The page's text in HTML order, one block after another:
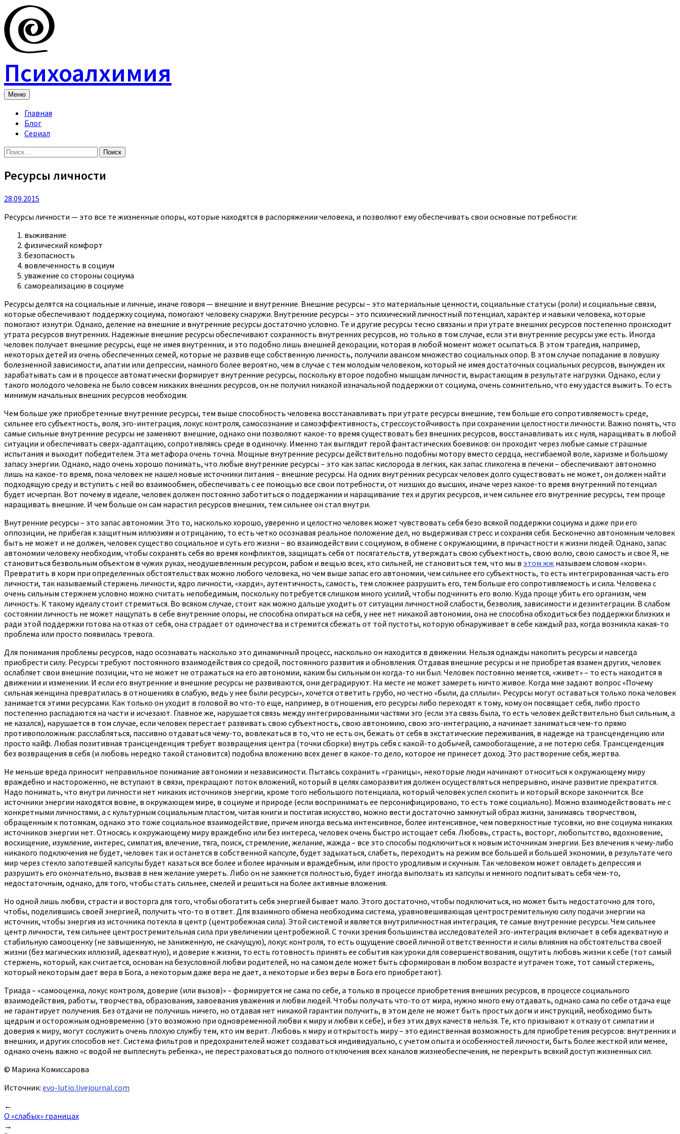
Skip
to
content
Психоалхимия
Меню
Главная
Блог
Сериал
Найти:
Ресурсы личности
28.09.2015
Ресурсы личности — это все те жизненные опоры, которые находятся в распоряжении человека, и позволяют ему обеспечивать свои основные потребности:
выживание
физический комфорт
безопасность
вовлеченность в социум
уважение со стороны социума
самореализацию в социуме
Ресурсы делятся на социальные и личные, иначе говоря — внешние и внутренние. Внешние ресурсы – это материальные ценности, социальные статусы (роли) и социальные связи,
которые обеспечивают поддержку социума, помогают человеку снаружи. Внутренние ресурсы – это психический личностный потенциал, характер и навыки человека, которые
помогают изнутри. Однако, деление на внешние и внутренние ресурсы достаточно условно. Те и другие ресурсы тесно связаны и при утрате внешних ресурсов постепенно происходит
утрата ресурсов внутренних. Надежные внешние ресурсы обеспечивают сохранность внутренних ресурсов, но только в том случае, если эти внутренние ресурсы уже есть. Иногда
человек получает внешние ресурсы, еще не имея внутренних, и это подобно лишь внешней декорации, которая в любой момент может осыпаться. В этом трагедия, например,
некоторых детей из очень обеспеченных семей, которые не развив еще собственную личность, получили авансом множество социальных опор. В этом случае попадание в ловушку
болезненной зависимости, апатии или депрессии, намного более вероятно, чем в случае с тем молодым человеком, который не имея достаточных социальных ресурсов, вынужден их
зарабатывать сам и в процессе автоматически формирует внутренние ресурсы, поскольку второе подобно мышцам личности, вырастающим в результате нагрузки. Однако, если у
такого молодого человека не было совсем никаких внешних ресурсов, он не получил никакой изначальной поддержки от социума, очень сомнительно, что ему удастся выжить. То есть
минимум начальных внешних ресурсов необходим.
Чем больше уже приобретенные внутренние ресурсы, тем выше способность человека восстанавливать при утрате ресурсы внешние, тем больше его сопротивляемость среде,
сильнее его субъектность, воля, эго-интеграция, локус контроля, самосознание и самоэффективность, стрессоустойчивость при сохранении целостности личности. Важно понять, что
самые сильные внутренние ресурсы не заменяют внешние, однако они позволяют какое-то время существовать без внешних ресурсов, восстанавливать их с нуля, наращивать в любой
ситуации и обеспечивать сверх-адаптацию, сопротивляясь среде в одиночку. Именно так выглядит герой фантастических боевиков: он проходит через любые самые страшные
испытания и выходит победителем. Эта метафора очень точна. Мощные внутренние ресурсы действительно подобны мотору вместо сердца, несгибаемой воле, харизме и большому
запасу энергии. Однако, надо очень хорошо понимать, что любые внутренние ресурсы – это как запас кислорода в легких, как запас гликогена в печени – обеспечивают автономно
лишь на какое-то время, пока человек не нашел новые источники питания – внешние ресурсы. На одних внутренних ресурсах человек долго существовать не может, он должен найти
подходящую среду и вступить с ней во взаимообмен, обеспечивать с ее помощью все свои потребности, от низших до высших, иначе через какое-то время внутренний потенциал
будет исчерпан. Вот почему в идеале, человек должен постоянно заботиться о поддержании и наращивание тех и других ресурсов, и чем сильнее его внутренние ресурсы, тем проще
наращивать внешние. И чем больше он сам нарастил ресурсов внешних, тем сильнее он стал внутри.
Внутренние ресурсы – это запас автономии. Это то, насколько хорошо, уверенно и целостно человек может чувствовать себя безо всякой поддержки социума и даже при его
оппозиции, не прибегая к защитным иллюзиям и отрицанию, то есть четко осознавая реальное положение дел, но выдерживая стресс и сохраняя себя. Бесконечно автономным человек
быть не может и не должен, человек существо социальное и суть его жизни – во взаимодействии с социумом, в обмене с окружающими, в причастности к жизни людей. Однако, запас
автономии человеку необходим, чтобы сохранять себя во время конфликтов, защищать себя от посягательств, утверждать свою субъектность, свою волю, свою самость и свое Я, не
становиться безвольным объектом в чужих руках, неодушевленным ресурсом, рабом и вещью всех, кто сильней, не становиться тем, что мы в этом жж называем словом «корм».
Превратить в корм при определенных обстоятельствах можно любого человека, но чем выше запас его автономии, чем сильнее его субъектность, то есть интегрированная часть его
личности, так называемый стержень личности, ядро личности, «харди», аутентичность, самость, тем сложнее разрушить его, тем больше его сопротивляемость и сила. Человека с
очень сильным стержнем условно можно считать непобедимым, поскольку потребуется слишком много усилий, чтобы подчинить его волю. Куда проще убить его организм, чем
личность. К такому идеалу стоит стремиться. Во всяком случае, стоит как можно дальше уходить от ситуации личностной слабости, безволия, зависимости и дезинтеграции. В слабом
состоянии личность не может нащупать в себе внутренние опоры, не способна опираться на себя, у нее нет никакой автономии, она не способна обходиться без поддержки близких и
ради этой поддержки готова на отказ от себя, она страдает от одиночества и стремится сбежать от той пустоты, которую обнаруживает в себе каждый раз, когда возникла какая-то
проблема или просто появилась тревога.
Для понимания проблемы ресурсов, надо осознавать насколько это динамичный процесс, насколько он находится в движении. Нельзя однажды накопить ресурсы и навсегда
приобрести силу. Ресурсы требуют постоянного взаимодействия со средой, постоянного развития и обновления. Отдавая внешние ресурсы и не приобретая взамен других, человек
ослабляет свои внешние позиции, что не может не отражаться на его автономии, каким бы сильным он когда-то ни был. Человек постоянно меняется, «живет» – то есть находится в
движении и изменении. И если его внутренние и внешние ресурсы не развиваются, они деградируют. На месте не может замереть ничто живое. Когда мне задают вопрос «Почему
сильная женщина превратилась в отношениях в слабую, ведь у нее были ресурсы», хочется ответить грубо, но честно «были, да сплыли». Ресурсы могут оставаться только пока человек
занимается этими ресурсами. Как только он уходит в головой во что-то еще, например, в отношения, его ресурсы либо переходят к тому, кому он посвящает себя, либо просто
постепенно распадаются на части и исчезают. Главное же, нарушается связь между интегрированными частями эго (если эта связь была, то есть человек действительно был сильным, а
не казался), нарушается в том случае, если человек перестает развивать свою субъектность, свою автономию, свою эго-интеграцию, а начинает заниматься чем-то прямо
противоположным: расслабляться, пассивно отдаваться чему-то, вовлекаться в то, что не есть он, бежать от себя в экстатические переживания, в надежде на трансценденцию или
просто кайф. Любая позитивная трансценденция требует возвращения центра (точки сборки) внутрь себя с какой-то добычей, самообогащение, а не потерю себя. Трансценденция
без возвращения в себя (и любовь нередко такой становится) подобна вложению всех денег в какое-то дело, которое не принесет доход. Это растворение себя, жертва.
Не меньше вреда приносит неправильное понимание автономии и независимости. Пытаясь сохранить «границы», некоторые люди начинают относиться к окружающему миру
враждебно и настороженно, не вступают в связи, прекращают поток вложений, который в целях саморазвития должен осуществляться непрерывно, иначе развитие прекратится.
Надо понимать, что внутри личности нет никаких источников энергии, кроме того небольшого потенциала, который человек успел скопить и который вскоре закончится. Все
источники энергии находятся вовне, в окружающем мире, в социуме и природе (если воспринимать ее персонифицировано, то есть тоже социально). Можно взаимодействовать не с
конкретными личностями, а с культурным социальным пластом, читая книги и постигая искусство, можно вести достаточно замкнутый образ жизни, занимаясь творчеством,
обращенным к потомкам, однако это тоже социальное взаимодействие, причем иногда весьма интенсивное, более интенсивное, чем поверхностные тусовки, но вне социума никаких
источников энергии нет. Относясь к окружающему миру враждебно или без интереса, человек очень быстро истощает себя. Любовь, страсть, восторг, любопытство, вдохновение,
восхищение, изумление, интерес, симпатия, влечение, тяга, поиск, стремление, желание, жажда – все это способы подключиться к новым источникам энергии. Без влечения к чему-либо
никакого подключения не будет, человек так и останется в собственной капсуле, будет задыхаться, слабеть, переходить на режим все большей и большей экономии, в результате чего
мир через стекло запотевшей капсулы будет казаться все более и более мрачным и враждебным, или просто уродливым и скучным. Так человеком может овладеть депрессия и
разрушить его окончательно, вызвав в нем желание умереть. Либо он не замкнется полностью, будет иногда выползать из капсулы и немного подпитывать себя чем-то,
недостаточным, однако, для того, чтобы стать сильнее, смелей и решиться на более активные вложения.
Но одной лишь любви, страсти и восторга для того, чтобы обогатить себя энергией бывает мало. Этого достаточно, чтобы подключиться, но может быть недостаточно для того,
чтобы, поделившись своей энергией, получить что-то в ответ. Для взаимного обмена необходима система, уравновешивающая центростремительную силу подачи энергии на
источник, чтобы энергия из источника потекла в центр (центробежная сила). Этой системой и является внутриличностная интеграция, те самые внутренние ресурсы. Чем сильнее
центр личности, тем сильнее центростремительная сила при увеличении центробежной. С точки зрения большинства исследователей эго-интеграция включает в себя адекватную и
стабильную самооценку (не завышенную, не заниженную, не скачущую), локус контроля, то есть ощущение своей личной ответственности и силы влияния на обстоятельства своей
жизни (без магических иллюзий, адекватную), и доверие к жизни, то есть готовность принять ее события как уроки для совершенствования, ощутить любовь жизни к себе (тот самый
стержень, который, как считается, основан на безусловной любви родителей, но на самом деле может быть сформирован в любом возрасте и утрачен тоже, тот самый стержень,
который некоторым дает вера в Бога, а некоторым даже вера не дает, а некоторые и без веры в Бога его приобретают).
Триада – «самооценка, локус контроля, доверие (или вызов)» – формируется не сама по себе, а только в процессе приобретения внешних ресурсов, в процессе социального
взаимодействия, работы, творчества, образования, завоевания уважения и любви людей. Чтобы получать что-то от мира, нужно много ему отдавать, однако сама по себе отдача еще
не гарантирует получения. Без отдачи не получишь ничего, но отдавая нет никакой гарантии получить, в этом деле не может быть простых догм и инструкций, необходимо быть
щедрым и осторожным одновременно (это возможно при одновременной любви к миру и любви к себе), и без этих двух качеств нельзя. Те, кто призывают к отказу от симпатии и
доверия к миру, могут сослужить очень плохую службу тем, кто им верит. Любовь к миру и открытость миру – это единственная возможность для приобретения ресурсов: внутренних и
внешних, и других способов нет. Система фильтров и предохранителей может создаваться индивидуально, с учетом опыта и особенностей личности, быть более жесткой или менее,
однако очень важно «с водой не выплеснуть ребенка», не перестраховаться до полного отключения всех каналов жизнеобеспечения, не перекрыть всякий доступ жизненных сил.
© Марина Комиссарова
Источник: evo-lutio.livejournal.com
Post
navigation
←
О «слабых» границах
→